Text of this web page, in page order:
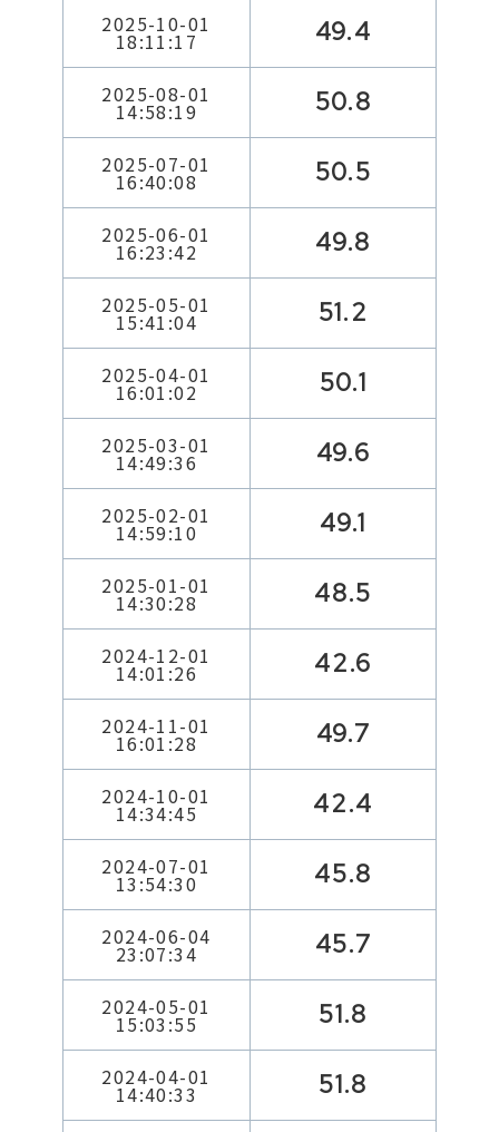
2025-10-01
18:11:17 49.4
2025-08-01
14:58:19 50.8
2025-07-01
16:40:08 50.5
2025-06-01
16:23:42 49.8
2025-05-01
15:41:04 51.2
2025-04-01
16:01:02 50.1
2025-03-01
14:49:36 49.6
2025-02-01
14:59:10 49.1
2025-01-01
14:30:28 48.5
2024-12-01
14:01:26 42.6
2024-11-01
16:01:28 49.7
2024-10-01
14:34:45 42.4
2024-07-01
13:54:30 45.8
2024-06-04
23:07:34 45.7
2024-05-01
15:03:55 51.8
2024-04-01
14:40:33 51.8